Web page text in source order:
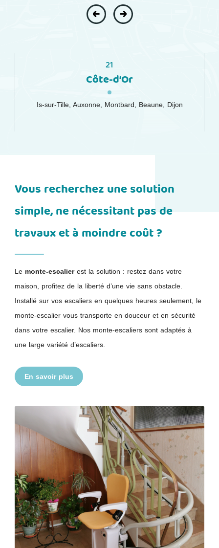
21
Côte-d’Or
Is-sur-Tille, Auxonne, Montbard Beaune, Dijon
Vous recherchez une solution
simple, ne nécessitant pas de
travaux et à moindre coût ?
Le monte-escalierest la solution : restez dans votre
maison, profitez de la liberté d’une vie sans obstacle.
Installé sur vos escaliers en quelques heures seulement, le
monte-escalier vous transporte en douceur et en sécurité
dans votre escalier. Nos monte-escaliers sont adaptés à
une large variété d’escaliers.
En savoir plus